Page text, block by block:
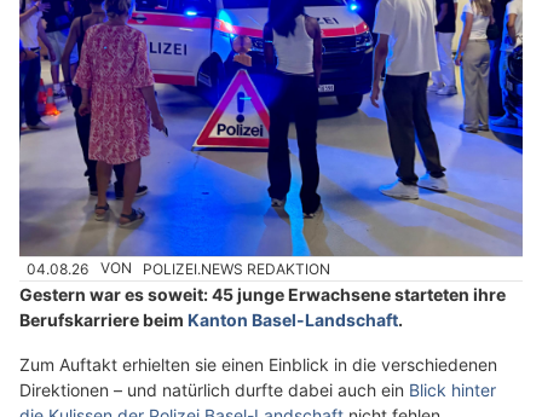
04.08.26 VON POLIZEI.NEWS REDAKTION
Gestern war es soweit: 45 junge Erwachsene starteten ihre
Berufskarriere beim Kanton Basel-Landschaft.
Zum Auftakt erhielten sie einen Einblick in die verschiedenen
Direktionen – und natürlich durfte dabei auch ein Blick hinter